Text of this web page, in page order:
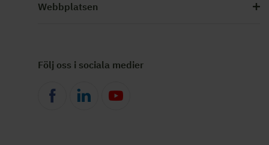
Webbplatsen
Följ oss i sociala medier